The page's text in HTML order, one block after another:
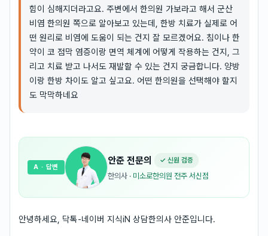
힘이 심해지더라고요. 주변에서 한의원 가보라고 해서 군산
비염 한의원 쪽으로 알아보고 있는데, 한방 치료가 실제로 어
떤 원리로 비염에 도움이 되는 건지 잘 모르겠어요. 침이나 한
약이 코 점막 염증이랑 면역 체계에 어떻게 작용하는 건지, 그
리고 치료 받고 나서도 재발할 수 있는 건지 궁금합니다. 양방
이랑 한방 차이도 알고 싶고요. 어떤 한의원을 선택해야 할지
도 막막하네요
안준 전문의 ✓ 신원 검증
한의사 · 미소로한의원 전주 서신점
A · 답변
안녕하세요, 닥톡-네이버 지식iN 상담한의사 안준입니다.